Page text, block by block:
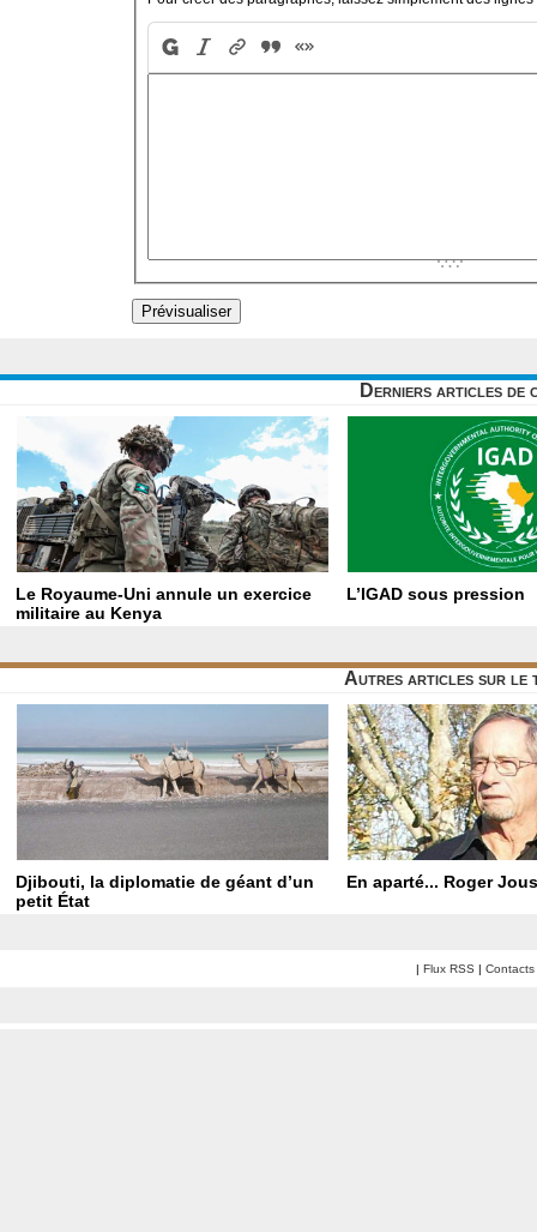
Derniers articles de
Le Royaume-Uni annule un exercice
militaire au Kenya
L’IGAD sous pression
Autres articles sur le
Djibouti, la diplomatie de géant d’un
petit État
En aparté... Roger
| Flux RSS | Contacts